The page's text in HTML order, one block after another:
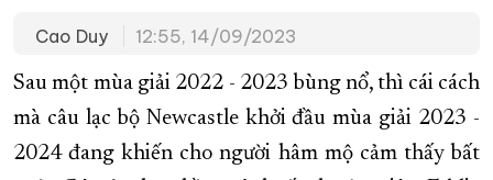
TRƯỜNG SA BIỂN ĐẢO QUÊ HƯƠNG
CHUNG TAY CẢI CÁCH HÀNH CHÍNH
XÂY DỰNG NÔNG THÔN MỚI LỊCH CẮT ĐIỆN
TÀU - XE - MÁY BAY
Cao Duy 12:55, 14/09/2023
Sau một mùa giải 2022 - 2023 bùng nổ, thì cái cách
mà câu lạc bộ Newcastle khởi đầu mùa giải 2023 -
2024 đang khiến cho người hâm mộ cảm thấy bất